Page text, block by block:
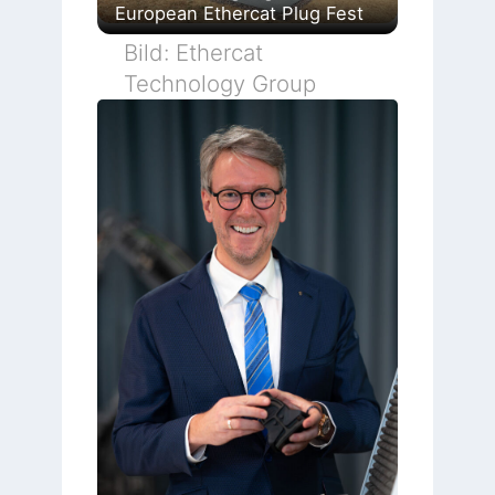
European Ethercat Plug Fest
Bild: Ethercat
Technology Group